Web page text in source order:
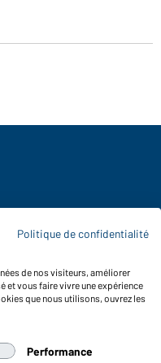
protection act
Politique de confidentialité
de nos visiteurs, améliorer
et vous faire vivre une expérience
que nous utilisons, ouvrez les
Performance